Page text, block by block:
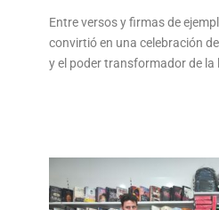
Entre versos y firmas de
convirtió en una celebración
y el poder transformador de la